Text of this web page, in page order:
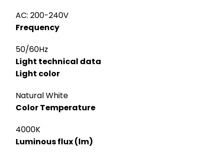
AC: 200-240V
Frequency
50/60Hz
Light technical data
Light color
Natural White
Color Temperature
4000K
Luminous flux (lm)